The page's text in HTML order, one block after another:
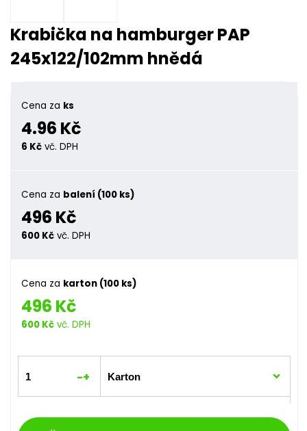
Krabička na hamburger PAP
245x122/102mm hnědá
Cena za ks
4.96 Kč
6 Kč vč. DPH
Cena za balení (100 ks)
496 Kč
600 Kč vč. DPH
Cena za karton (100 ks)
496 Kč
600 Kč vč. DPH
-+